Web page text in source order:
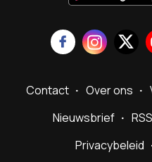
Contact Over ons
Nieuwsbrief
RSS
Privacybeleid